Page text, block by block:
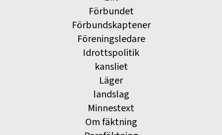
Förbundet
Förbundskaptener
Föreningsledare
Idrottspolitik
kansliet
Läger
landslag
Minnestext
Om fäktning